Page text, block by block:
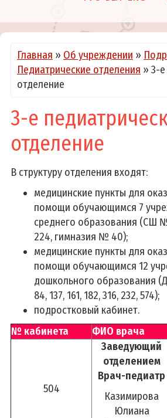
Режим работы
О нас в СМИ
Администрация
Фотогалереи
Профсоюз
Задачи и функции
Заказать выписку
Задать вопрос
График работы администрации
Административные процедуры
График и порядок личного
Популярные обращения
Порядок рассмотрения
Электронное обращение
Вышестоящие организации
Обработка персональных данных
Информационно-
Главная » Об учреждении »
Педиатрические отделения » 3-
отделение
3-е
отделение
В структуру отделения входят:
медицинские пункты для
помощи обучающимся 7
среднего образования (СШ №
224, гимназия № 40);
медицинские пункты для
помощи обучающимся 12
дошкольного образования
84, 137, 161, 182, 316, 232, 574);
подростковый кабинет.
№ кабинета
ФИО врача
504
Заведующий
отделением
Врач-педиатр
Казимирова
Юлиана